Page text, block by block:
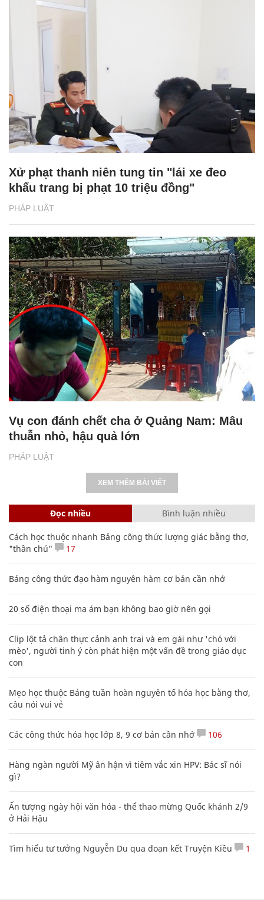
PHÁP LUẬT
Xử phạt thanh niên tung tin "lái xe đeo
khẩu trang bị phạt 10 triệu đồng"
PHÁP LUẬT
Vụ con đánh chết cha ở Quảng Nam: Mâu
thuẫn nhỏ, hậu quả lớn
XEM THÊM BÀI VIẾT
Đọc nhiều Bình luận nhiều
Cách học thuộc nhanh Bảng công thức lượng giác bằng thơ,
"thần chú"
17
Bảng công thức đạo hàm nguyên hàm cơ bản cần nhớ
20 số điện thoại ma ám bạn không bao giờ nên gọi
Clip lột tả chân thực cảnh anh trai và em gái như 'chó với
mèo', người tinh ý còn phát hiện một vấn đề trong giáo dục
con
Mẹo học thuộc Bảng tuần hoàn nguyên tố hóa học bằng thơ,
câu nói vui vẻ
Các công thức hóa học lớp 8, 9 cơ bản cần nhớ 106
Hàng ngàn người Mỹ ân hận vì tiêm vắc xin HPV: Bác sĩ nói
gì?
Ấn tượng ngày hội văn hóa - thể thao mừng Quốc khánh 2/9
ở Hải Hậu
Tìm hiểu tư tưởng Nguyễn Du qua đoạn kết Truyện Kiều 1